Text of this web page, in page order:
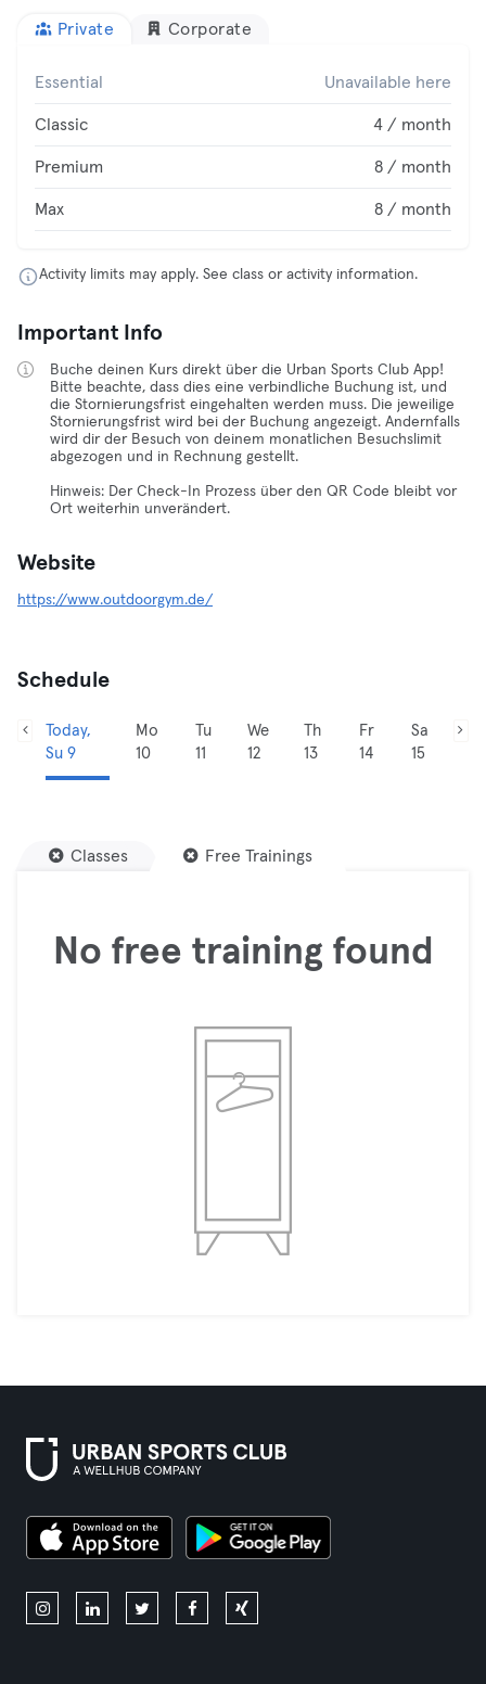
Private Corporate
Essential Unavailable here
Classic 4 / month
Premium 8 / month
Max 8 / month
Activity limits may apply. See class or activity information.
Important Info
Buche deinen Kurs direkt über die Urban Sports Club App!
Bitte beachte, dass dies eine verbindliche Buchung ist, und
die Stornierungsfrist eingehalten werden muss. Die jeweilige
Stornierungsfrist wird bei der Buchung angezeigt. Andernfalls
wird dir der Besuch von deinem monatlichen Besuchslimit
abgezogen und in Rechnung gestellt.
Hinweis: Der Check-In Prozess über den QR Code bleibt vor
Ort weiterhin unverändert.
Website
https://www.outdoorgym.de/
Schedule
Today,
Su 9
Mo
10
Tu
11
We
12
Th
13
Fr
14
Sa
15
Classes Free Trainings
No free training found